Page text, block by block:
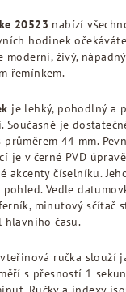
20523 nabízí
hodinek
moderní, živý,
řemínkem.
je lehký, pohodlný a
Současně je
44 mm.
je v černé PVD
akcenty číselníku.
Vedle
minutový sčítač
hlavního času.
ručka slouží
s přesností 1